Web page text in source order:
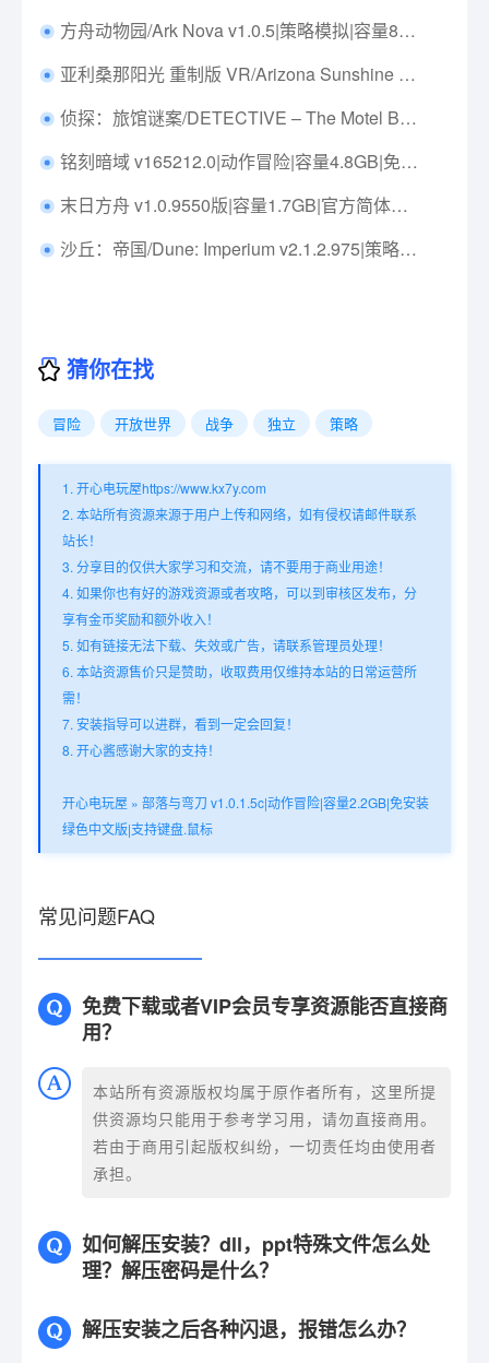
方舟动物园/Ark Nova v1.0.5|策略模拟|容量813MB|免安装绿色中文版|支持键盘.鼠标.手柄
亚利桑那阳光 重制版 VR/Arizona Sunshine Remake VR Build.16285172|动作冒险|容量38.6GB|免安装绿色中文版|支持键盘.鼠标.手柄
侦探：旅馆谜案/DETECTIVE – The Motel Build.16365120|动作冒险|容量16.5GB|免安装绿色中文版|支持键盘.鼠标.手柄
铭刻暗域 v165212.0|动作冒险|容量4.8GB|免安装绿色中文版|支持键盘.鼠标.手柄
末日方舟 v1.0.9550版|容量1.7GB|官方简体中文|支持键盘.鼠标.手柄|赠多项修改器
沙丘：帝国/Dune: Imperium v2.1.2.975|策略战棋|容量1GB|免安装绿色中文版|支持键盘.鼠标.手柄
猜你在找
冒险 开放世界 战争 独立 策略
1. 开心电玩屋https://www.kx7y.com
2. 本站所有资源来源于用户上传和网络，如有侵权请邮件联系
站长！
3. 分享目的仅供大家学习和交流，请不要用于商业用途！
4. 如果你也有好的游戏资源或者攻略，可以到审核区发布，分
享有金币奖励和额外收入！
5. 如有链接无法下载、失效或广告，请联系管理员处理！
6. 本站资源售价只是赞助，收取费用仅维持本站的日常运营所
需！
7. 安装指导可以进群，看到一定会回复！
8. 开心酱感谢大家的支持！
开心电玩屋 » 部落与弯刀 v1.0.1.5c|动作冒险|容量2.2GB|免安装
绿色中文版|支持键盘.鼠标
常见问题FAQ
免费下载或者VIP会员专享资源能否直接商
用？
本站所有资源版权均属于原作者所有，这里所提
供资源均只能用于参考学习用，请勿直接商用。
若由于商用引起版权纠纷，一切责任均由使用者
承担。
如何解压安装？dll，ppt特殊文件怎么处
理？解压密码是什么？
解压安装之后各种闪退，报错怎么办？